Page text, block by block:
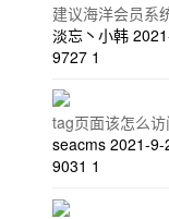
建议海洋会员系
淡忘丶小韩
9727 1
tag页面该怎么访
seacms 2021-9-
9031 1